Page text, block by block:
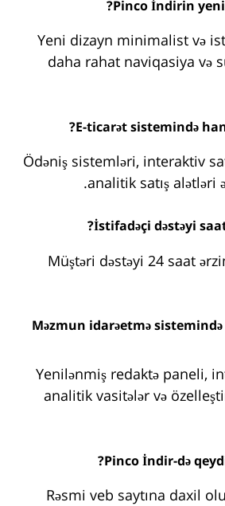
Yeni dizayn minimalist və
daha rahat naviqasiya və
Ödəniş sistemləri, interaktiv
analitik satış alətləri
Müştəri dəstəyi 24 saat
4. Məzmun idarəetmə
Yenilənmiş redaktə paneli,
analitik vasitələr və
Rəsmi veb saytına daxil